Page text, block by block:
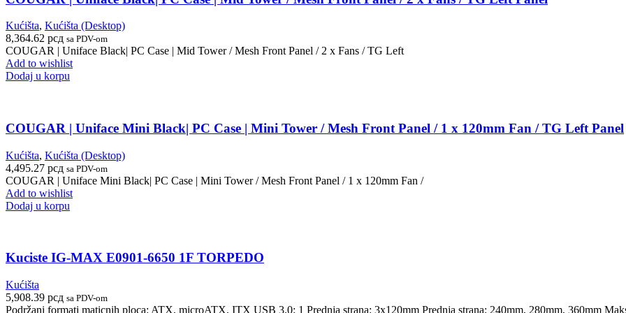
Kućišta, Kućišta (Desktop)
8,364.62 рсд sa PDV-om
COUGAR | Uniface Black| PC Case | Mid Tower / Mesh Front Panel / 2 x Fans / TG Left
Add to wishlist
Dodaj u korpu
COUGAR | Uniface Mini Black| PC Case | Mini Tower / Mesh Front Panel / 1 x 120mm Fan / TG Left Panel
Kućišta, Kućišta (Desktop)
4,495.27 рсд sa PDV-om
COUGAR | Uniface Mini Black| PC Case | Mini Tower / Mesh Front Panel / 1 x 120mm Fan /
Add to wishlist
Dodaj u korpu
Kuciste IG-MAX E0901-6650 1F TORPEDO
Kućišta
5,908.39 рсд sa PDV-om
Podržani formati maticnih ploca: ATX, microATX, ITX USB 3.0: 1 Prednja strana: 3x120mm Prednja strana: 240mm, 280mm, 360mm